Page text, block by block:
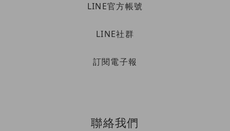
LINE官方帳號
LINE社群
訂閱電子報
聯絡我們